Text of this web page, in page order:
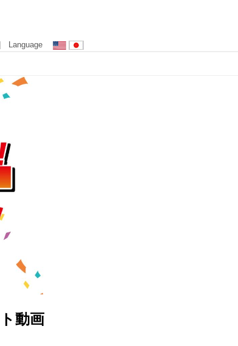
| Language
動画